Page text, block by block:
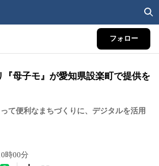
フォロー
『母子モ』が愛知県設楽町で提供を
て便利なまちづくりに、デジタルを活用
時00分